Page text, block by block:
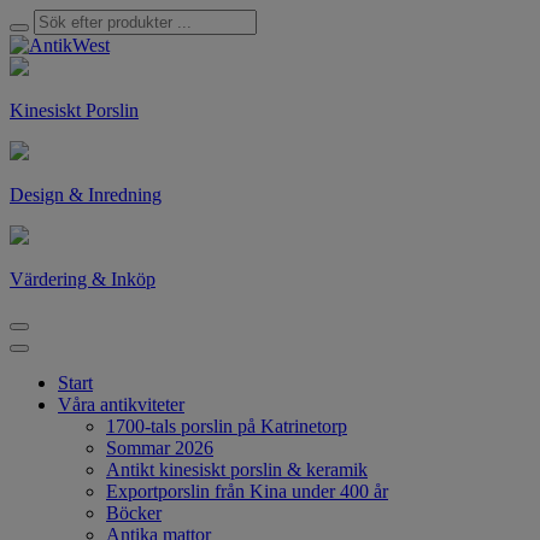
Kinesiskt Porslin
Design & Inredning
Värdering & Inköp
Start
Våra antikviteter
1700-tals porslin på Katrinetorp
Sommar 2026
Antikt kinesiskt porslin & keramik
Exportporslin från Kina under 400 år
Böcker
Antika mattor